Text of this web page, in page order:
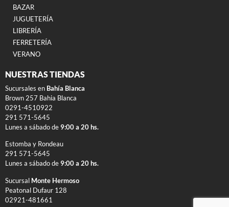
BAZAR
JUGUETERÍA
LIBRERÍA
FERRETERÍA
VERANO
NUESTRAS TIENDAS
Sucursales en Bahía Blanca
Brown 257 Bahia Blanca
0291-4510922
291 571-5645
Lunes a sábado de 9:00 a 20 hs.
Estomba y Rondeau
291 571-5645
Lunes a sábado de 9:00 a 20 hs.
Sucursal Monte Hermoso
Peatonal Dufaur 128
02921-481661